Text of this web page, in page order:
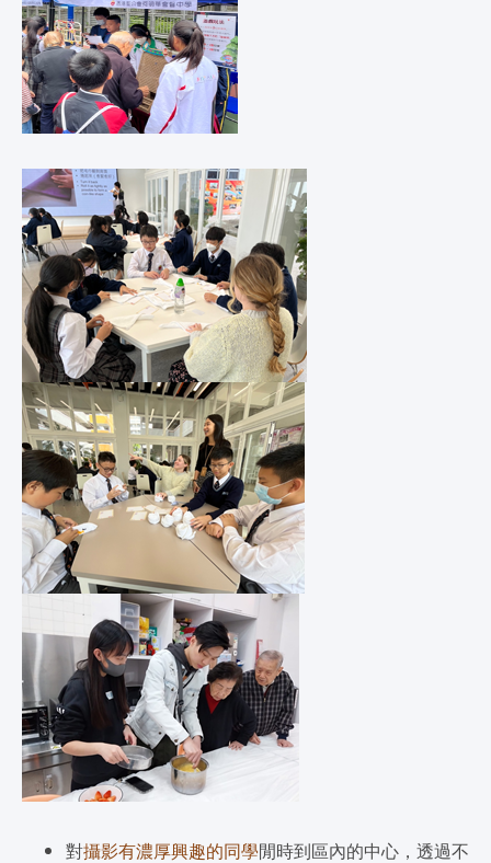
對攝影有濃厚興趣的同學閒時到區內的中心，透過不